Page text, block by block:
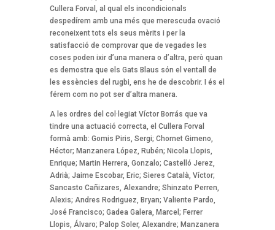
Cullera Forval, al qual els incondicionals
despedírem amb una més que merescuda ovació
reconeixent tots els seus mèrits i per la
satisfacció de comprovar que de vegades les
coses poden ixir d’una manera o d’altra, però quan
es demostra que els Gats Blaus són el ventall de
les essències del rugbi, ens he de descobrir. I és el
férem com no pot ser d’altra manera.
A les ordres del col·legiat Víctor Borrás que va
tindre una actuació correcta, el Cullera Forval
formà amb: Gomis Piris, Sergi; Chornet Gimeno,
Héctor; Manzanera López, Rubén; Nicola Llopis,
Enrique; Martin Herrera, Gonzalo; Castelló Jerez,
Adrià; Jaime Escobar, Eric; Sieres Català, Víctor;
Sancasto Cañizares, Alexandre; Shinzato Perren,
Alexis; Andres Rodriguez, Bryan; Valiente Pardo,
José Francisco; Gadea Galera, Marcel; Ferrer
Llopis, Álvaro; Palop Soler, Alexandre; Manzanera